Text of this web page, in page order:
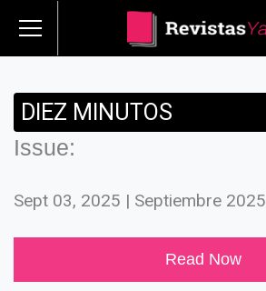
DIEZ MINUTOS
Issue:
Sept 03, 2025 | Septiembre 2025
Read Now